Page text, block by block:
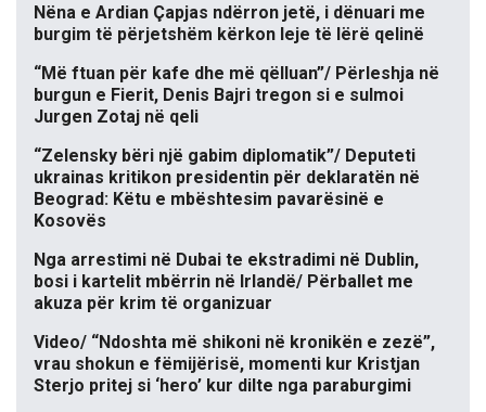
Nëna e Ardian Çapjas ndërron jetë, i dënuari me
burgim të përjetshëm kërkon leje të lërë qelinë
“Më ftuan për kafe dhe më qëlluan”/ Përleshja në
burgun e Fierit, Denis Bajri tregon si e sulmoi
Jurgen Zotaj në qeli
“Zelensky bëri një gabim diplomatik”/ Deputeti
ukrainas kritikon presidentin për deklaratën në
Beograd: Këtu e mbështesim pavarësinë e
Kosovës
Nga arrestimi në Dubai te ekstradimi në Dublin,
bosi i kartelit mbërrin në Irlandë/ Përballet me
akuza për krim të organizuar
Video/ “Ndoshta më shikoni në kronikën e zezë”,
vrau shokun e fëmijërisë, momenti kur Kristjan
Sterjo pritej si ‘hero’ kur dilte nga paraburgimi